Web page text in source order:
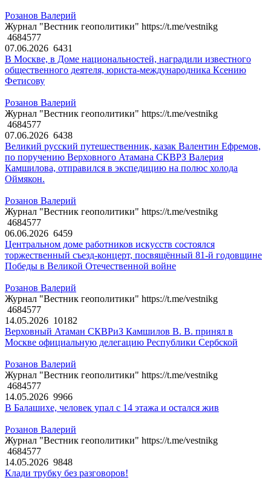
Розанов Валерий
Журнал "Вестник геополитики" https://t.me/vestnikg
4684577
07.06.2026 6431
В Москве, в Доме национальностей, наградили известного
общественного деятеля, юриста-международника Ксению
Фетисову
Розанов Валерий
Журнал "Вестник геополитики" https://t.me/vestnikg
4684577
07.06.2026 6438
Великий русский путешественник, казак Валентин Ефремов,
по поручению Верховного Атамана СКВРЗ Валерия
Камшилова, отправился в экспедицию на полюс холода
Оймякон.
Розанов Валерий
Журнал "Вестник геополитики" https://t.me/vestnikg
4684577
06.06.2026 6459
Центральном доме работников искусств состоялся
торжественный съезд-концерт, посвящённый 81-й годовщине
Победы в Великой Отечественной войне
Розанов Валерий
Журнал "Вестник геополитики" https://t.me/vestnikg
4684577
14.05.2026 10182
Верховный Атаман СКВРиЗ Камшилов В. В. принял в
Москве официальную делегацию Республики Сербской
Розанов Валерий
Журнал "Вестник геополитики" https://t.me/vestnikg
4684577
14.05.2026 9966
В Балашихе, человек упал с 14 этажа и остался жив
Розанов Валерий
Журнал "Вестник геополитики" https://t.me/vestnikg
4684577
14.05.2026 9848
Клади трубку без разговоров!